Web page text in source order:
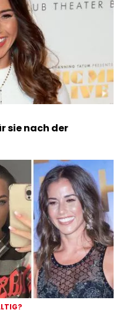
sie nach der